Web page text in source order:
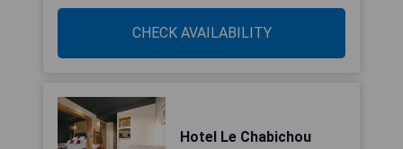
CHECK AVAILABILITY
Hotel Le Chabichou